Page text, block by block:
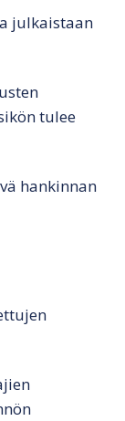
julkaistaan
tulee
hankinnan